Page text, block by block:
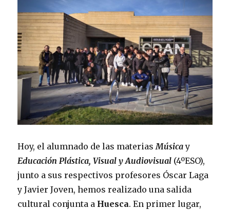
Hoy, el alumnado de las materiasMúsicay
Educación Plástica, Visual y Audiovisual (4ºESO),
junto a sus respectivos profesores Óscar Laga
y Javier Joven, hemos realizado una salida
cultural conjunta a Huesca. En primer lugar,